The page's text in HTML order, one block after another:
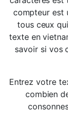
compteur est
tous ceux
texte en
savoir si vos
Entrez votre
combien